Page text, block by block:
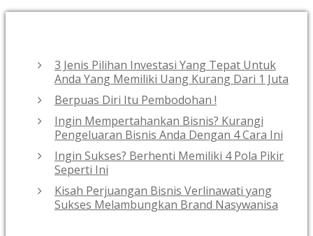
3 Jenis Pilihan Investasi Yang Tepat Untuk
Anda Yang Memiliki Uang Kurang Dari 1 Juta
Berpuas Diri Itu Pembodohan !
Ingin Mempertahankan Bisnis? Kurangi
Pengeluaran Bisnis Anda Dengan 4 Cara Ini
Ingin Sukses? Berhenti Memiliki 4 Pola Pikir
Seperti Ini
Kisah Perjuangan Bisnis Verlinawati yang
Sukses Melambungkan Brand Nasywanisa